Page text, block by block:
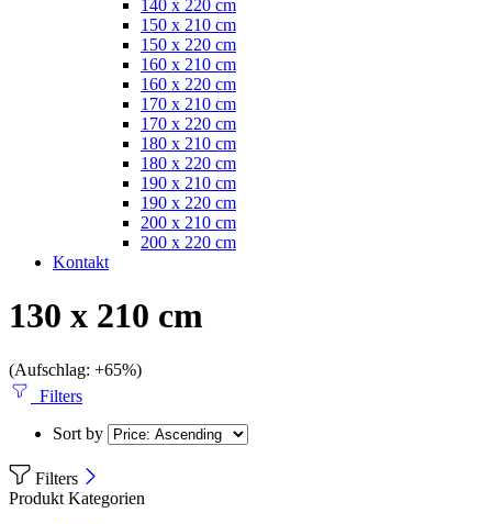
140 x 220 cm
150 x 210 cm
150 x 220 cm
160 x 210 cm
160 x 220 cm
170 x 210 cm
170 x 220 cm
180 x 210 cm
180 x 220 cm
190 x 210 cm
190 x 220 cm
200 x 210 cm
200 x 220 cm
Kontakt
130 x 210 cm
(Aufschlag: +65%)
Filters
Sort by
Filters
Produkt Kategorien